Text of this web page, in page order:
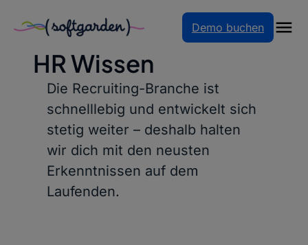
Inhalt
Demo buchen
MAGAZIN
HR Wissen
Die Recruiting-Branche ist
schnelllebig und entwickelt sich
stetig weiter – deshalb halten
wir dich mit den neusten
Erkenntnissen auf dem
Laufenden.